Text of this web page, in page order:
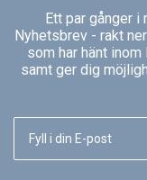
Ett par gånger i
Nyhetsbrev - rakt
som har hänt
samt ger dig